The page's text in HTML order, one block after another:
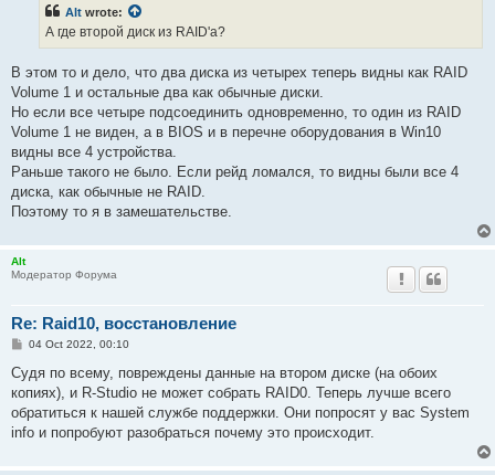
Alt wrote:
А где второй диск из RAID'а?
В этом то и дело, что два диска из четырех теперь видны как RAID
Volume 1 и остальные два как обычные диски.
Но если все четыре подсоединить одновременно, то один из RAID
Volume 1 не виден, а в BIOS и в перечне оборудования в Win10
видны все 4 устройства.
Раньше такого не было. Если рейд ломался, то видны были все 4
диска, как обычные не RAID.
Поэтому то я в замешательстве.
Alt
Модератор Форума
Re: Raid10, восстановление
P
s
t
04 Oct 2022, 00:10
Судя по всему, повреждены данные на втором диске (на обоих
копиях), и R-Studio не может собрать RAID0. Теперь лучше всего
обратиться к нашей службе поддержки. Они попросят у вас System
info и попробуют разобраться почему это происходит.